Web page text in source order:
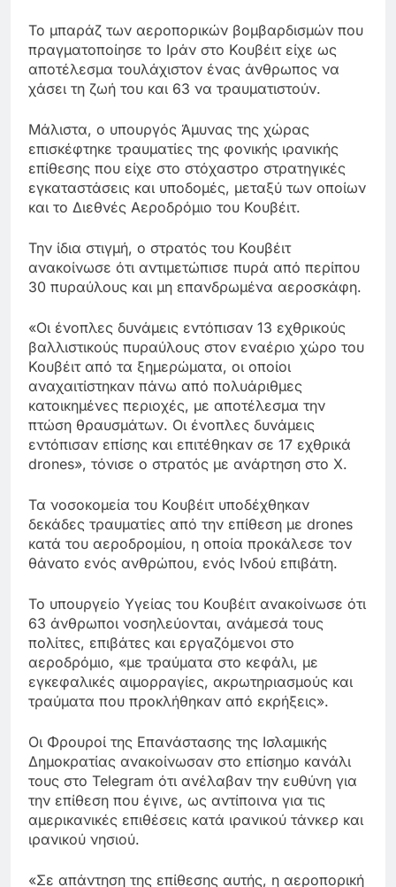
Το μπαράζ των αεροπορικών βομβαρδισμών που
πραγματοποίησε το Ιράν στο Κουβέιτ είχε ως
αποτέλεσμα τουλάχιστον ένας άνθρωπος να
χάσει τη ζωή του και 63 να τραυματιστούν.
Μάλιστα, ο υπουργός Άμυνας της χώρας
επισκέφτηκε τραυματίες της φονικής ιρανικής
επίθεσης που είχε στο στόχαστρο στρατηγικές
εγκαταστάσεις και υποδομές, μεταξύ των οποίων
και το Διεθνές Αεροδρόμιο του Κουβέιτ.
Την ίδια στιγμή, ο στρατός του Κουβέιτ
ανακοίνωσε ότι αντιμετώπισε πυρά από περίπου
30 πυραύλους και μη επανδρωμένα αεροσκάφη.
«Οι ένοπλες δυνάμεις εντόπισαν 13 εχθρικούς
βαλλιστικούς πυραύλους στον εναέριο χώρο του
Κουβέιτ από τα ξημερώματα, οι οποίοι
αναχαιτίστηκαν πάνω από πολυάριθμες
κατοικημένες περιοχές, με αποτέλεσμα την
πτώση θραυσμάτων. Οι ένοπλες δυνάμεις
εντόπισαν επίσης και επιτέθηκαν σε 17 εχθρικά
drones», τόνισε ο στρατός με ανάρτηση στο Χ.
Τα νοσοκομεία του Κουβέιτ υποδέχθηκαν
δεκάδες τραυματίες από την επίθεση με drones
κατά του αεροδρομίου, η οποία προκάλεσε τον
θάνατο ενός ανθρώπου, ενός Ινδού επιβάτη.
Το υπουργείο Υγείας του Κουβέιτ ανακοίνωσε ότι
63 άνθρωποι νοσηλεύονται, ανάμεσά τους
πολίτες, επιβάτες και εργαζόμενοι στο
αεροδρόμιο, «με τραύματα στο κεφάλι, με
εγκεφαλικές αιμορραγίες, ακρωτηριασμούς και
τραύματα που προκλήθηκαν από εκρήξεις».
Οι Φρουροί της Επανάστασης της Ισλαμικής
Δημοκρατίας ανακοίνωσαν στο επίσημο κανάλι
τους στο Telegram ότι ανέλαβαν την ευθύνη για
την επίθεση που έγινε, ως αντίποινα για τις
αμερικανικές επιθέσεις κατά ιρανικού τάνκερ και
ιρανικού νησιού.
«Σε απάντηση της επίθεσης αυτής, η αεροπορική